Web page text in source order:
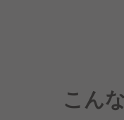
・毎日店舗でカッ
バーガーキングで
トマトとオニオン
ているため、野菜
・おすすめ商品は
こん